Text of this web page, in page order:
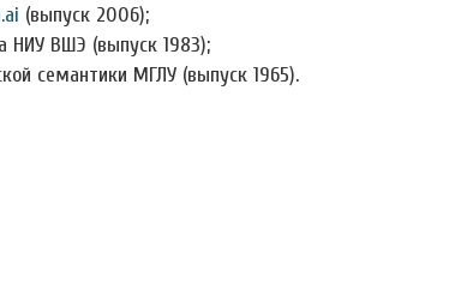
(выпуск 2006);
НИУ ВШЭ (выпуск 1983);
семантики МГЛУ (выпуск 1965).